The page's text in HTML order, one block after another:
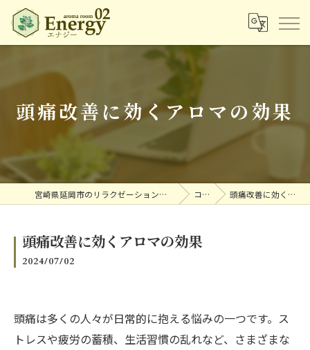
頭痛改善に効くアロマの効果
宮崎県延岡市のリラクゼーションならアロマルームエナジー コラム 頭痛改善に効くアロマの効果
頭痛改善に効くアロマの効果
2024/07/02
頭痛は多くの人々が日常的に抱える悩みの一つです。ス
トレスや疲労の蓄積、生活習慣の乱れなど、さまざまな